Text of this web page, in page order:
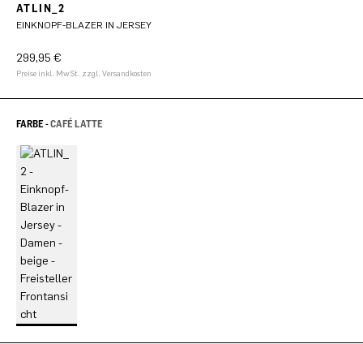
ATLIN_2
EINKNOPF-BLAZER IN JERSEY
299,95 €
Preise inkl. MwSt. zzgl. Versandkosten
FARBE -CAFÉ LATTE